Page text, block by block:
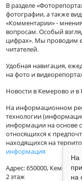
В разделе
фотографии, а также
«Комментарии» -
вопросам. Особый
цифрах». Мы проводим
читателей.
Удобная навигация,
на фото и
Новости в Кемерово и в
На информационном
технологии
информации на основе
относящихся к
находящихся на
информация
Адрес: 650000,
2 этаж
На
на